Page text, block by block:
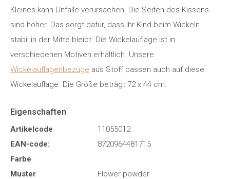
Kleines kann Unfälle verursachen. Die Seiten des Kissens
sind höher. Das sorgt dafür, dass Ihr Kind beim Wickeln
stabil in der Mitte bleibt. Die Wickelauflage ist in
verschiedenen Motiven erhältlich. Unsere
Wickelauflagenbezüge aus Stoff passen auch auf diese
Wickelauflage. Die Größe beträgt 72 x 44 cm.
Eigenschaften
Artikelcode
11055012
EAN-code:
8720964481715
Farbe
Muster
Flower powder